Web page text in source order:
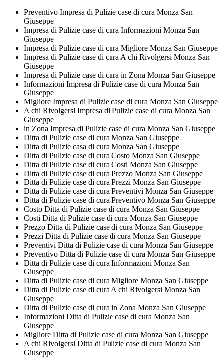
Preventivo Impresa di Pulizie case di cura Monza San
Giuseppe
Impresa di Pulizie case di cura Informazioni Monza San
Giuseppe
Impresa di Pulizie case di cura Migliore Monza San Giuseppe
Impresa di Pulizie case di cura A chi Rivolgersi Monza San
Giuseppe
Impresa di Pulizie case di cura in Zona Monza San Giuseppe
Informazioni Impresa di Pulizie case di cura Monza San
Giuseppe
Migliore Impresa di Pulizie case di cura Monza San Giuseppe
A chi Rivolgersi Impresa di Pulizie case di cura Monza San
Giuseppe
in Zona Impresa di Pulizie case di cura Monza San Giuseppe
Ditta di Pulizie case di cura Monza San Giuseppe
Ditta di Pulizie casa di cura Monza San Giuseppe
Ditta di Pulizie case di cura Costo Monza San Giuseppe
Ditta di Pulizie case di cura Costi Monza San Giuseppe
Ditta di Pulizie case di cura Prezzo Monza San Giuseppe
Ditta di Pulizie case di cura Prezzi Monza San Giuseppe
Ditta di Pulizie case di cura Preventivi Monza San Giuseppe
Ditta di Pulizie case di cura Preventivo Monza San Giuseppe
Costo Ditta di Pulizie case di cura Monza San Giuseppe
Costi Ditta di Pulizie case di cura Monza San Giuseppe
Prezzo Ditta di Pulizie case di cura Monza San Giuseppe
Prezzi Ditta di Pulizie case di cura Monza San Giuseppe
Preventivi Ditta di Pulizie case di cura Monza San Giuseppe
Preventivo Ditta di Pulizie case di cura Monza San Giuseppe
Ditta di Pulizie case di cura Informazioni Monza San
Giuseppe
Ditta di Pulizie case di cura Migliore Monza San Giuseppe
Ditta di Pulizie case di cura A chi Rivolgersi Monza San
Giuseppe
Ditta di Pulizie case di cura in Zona Monza San Giuseppe
Informazioni Ditta di Pulizie case di cura Monza San
Giuseppe
Migliore Ditta di Pulizie case di cura Monza San Giuseppe
A chi Rivolgersi Ditta di Pulizie case di cura Monza San
Giuseppe